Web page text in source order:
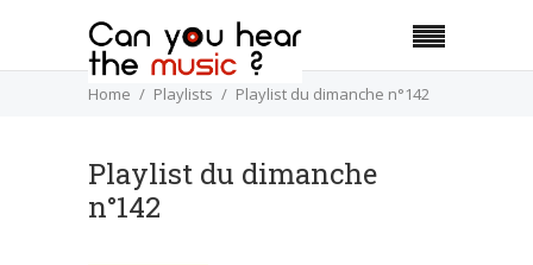
Home Playlists Playlist du dimanche n°142
Playlist du dimanche
n°142